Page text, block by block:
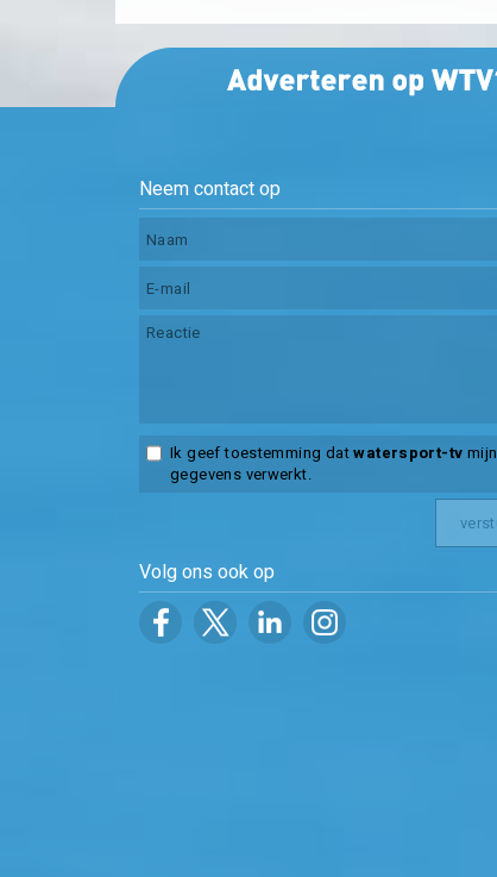
Neem contact op
Ik geef toestemming datwatersport-tv mijn
gegevens verwerkt.
Volg ons ook op